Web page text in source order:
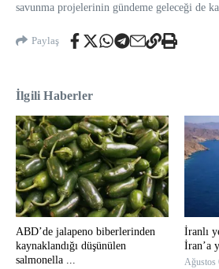
savunma projelerinin gündeme geleceği de
Paylaş
İlgili Haberler
ABD’de jalapeno biberlerinden
kaynaklandığı düşünülen
salmonella ...
İranlı
İran’a
Ağustos